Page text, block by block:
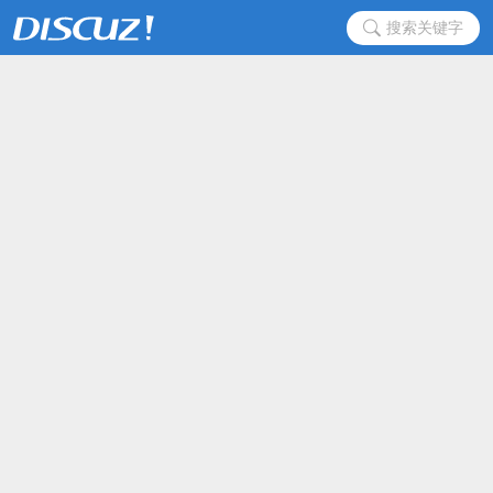
搜索关键字